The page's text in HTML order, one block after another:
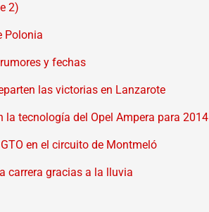
2)
Polonia
y fechas
las victorias en Lanzarote
la tecnología del Opel Ampera para 2014
en el circuito de Montmeló
carrera gracias a la lluvia